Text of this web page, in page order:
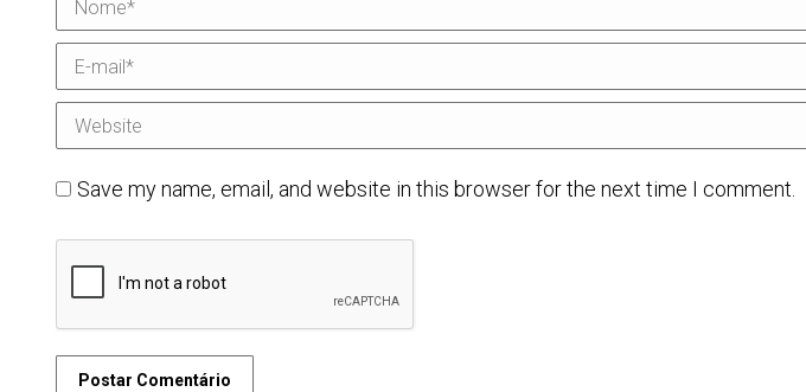
E-mail *
Website
Save my name, email, and website in this browser for the next time I comment.
Postar Comentário